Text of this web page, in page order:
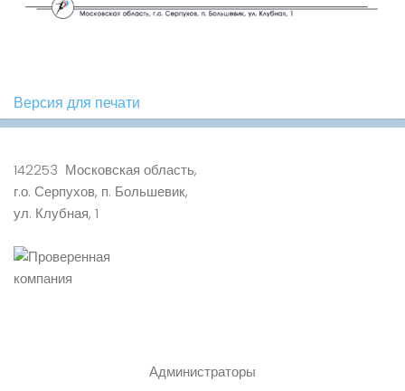
Версия для печати
142253 Московская область,
г.о. Серпухов, п. Большевик,
ул. Клубная, 1
Администраторы